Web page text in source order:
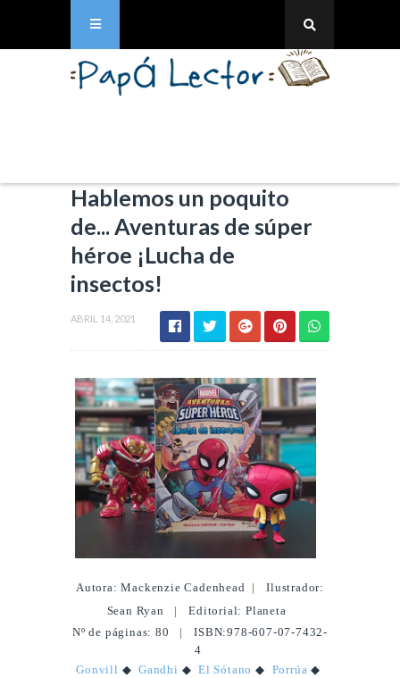
Hablemos un poquito
de... Aventuras de súper
héroe ¡Lucha de
insectos!
ABRIL 14, 2021
Autora: Mackenzie Cadenhead |Ilustrador:
Sean Ryan |Editorial: Planeta
Nº de páginas: 80
|ISBN:978-607-07-7432-
4
Gonvill ◆Gandhi ◆El Sótano ◆ Porrúa ◆